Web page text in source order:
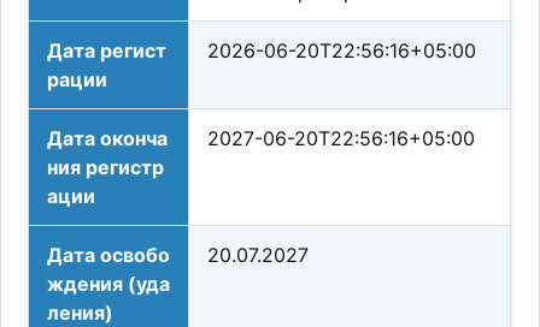
Дата регист
рации
2026-06-20T22:56:16+05:00
Дата оконча
ния регистр
ации
2027-06-20T22:56:16+05:00
Дата освобо
ждения (уда
ления)
20.07.2027